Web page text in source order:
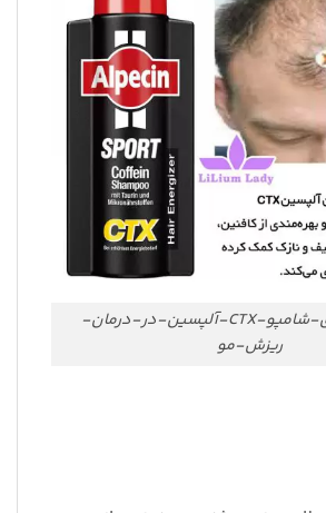
نحوه-اثرگذاری-شامپو-CTX-آلپسین-در-درمان-
ریزش-مو